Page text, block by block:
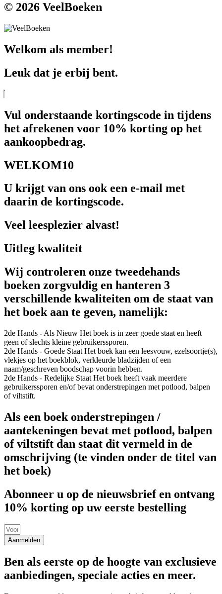
© 2026 VeelBoeken
Welkom als member!
Leuk dat je erbij bent.
Vul onderstaande kortingscode in tijdens
het afrekenen voor 10% korting op het
aankoopbedrag.
WELKOM10
U krijgt van ons ook een e-mail met
daarin de kortingscode.
Veel leesplezier alvast!
Uitleg kwaliteit
Wij controleren onze tweedehands
boeken zorgvuldig en hanteren 3
verschillende kwaliteiten om de staat van
het boek aan te geven, namelijk:
2de Hands - Als Nieuw Het boek is in zeer goede staat en heeft
geen of slechts kleine gebruikerssporen.
2de Hands - Goede Staat Het boek kan een leesvouw, ezelsoortje(s),
vlekjes op het boekblok, verkleurde bladzijden of een
naam/geschreven boodschap voorin hebben.
2de Hands - Redelijke Staat Het boek heeft vaak meerdere
gebruikerssporen en/of bevat onderstrepingen met potlood, balpen
of viltstift.
Als een boek onderstrepingen /
aantekeningen bevat met potlood, balpen
of viltstift dan staat dit vermeld in de
omschrijving (te vinden onder de titel van
het boek)
Abonneer u op de nieuwsbrief en ontvang
10% korting op uw eerste bestelling
Aanmelden
Ben als eerste op de hoogte van exclusieve
aanbiedingen, speciale acties en meer.